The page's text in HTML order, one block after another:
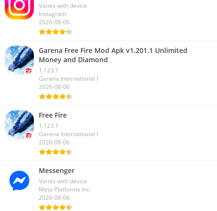
Varies with device
Instagram
2026-08-06
Garena Free Fire Mod Apk v1.201.1 Unlimited
Money and Diamond
1.123.1
Garena International I
2026-08-06
Free Fire
1.123.1
Garena International I
2026-08-06
Messenger
Varies with device
Meta Platforms Inc.
2026-08-06